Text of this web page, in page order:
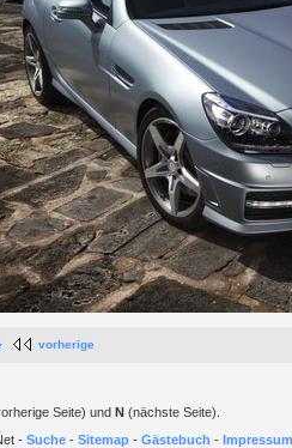
vorherige
Seite) und N(nächste Seite).
- Suche- Sitemap- Gästebuch -